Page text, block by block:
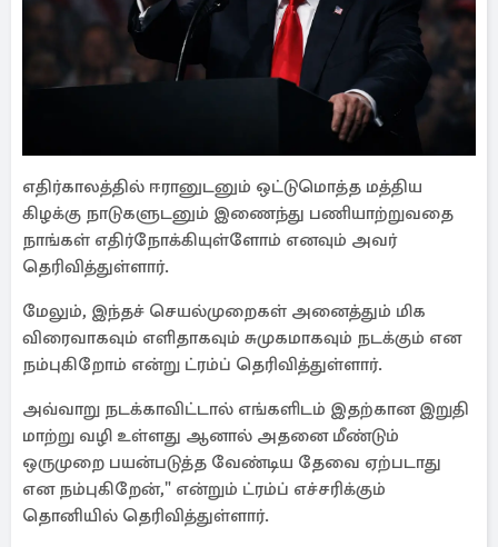
எதிர்காலத்தில் ஈரானுடனும் ஒட்டுமொத்த மத்திய
கிழக்கு நாடுகளுடனும் இணைந்து பணியாற்றுவதை
நாங்கள் எதிர்நோக்கியுள்ளோம் எனவும் அவர்
தெரிவித்துள்ளார்.
மேலும், இந்தச் செயல்முறைகள் அனைத்தும் மிக
விரைவாகவும் எளிதாகவும் சுமுகமாகவும் நடக்கும் என
நம்புகிறோம் என்று ட்ரம்ப் தெரிவித்துள்ளார்.
அவ்வாறு நடக்காவிட்டால் எங்களிடம் இதற்கான இறுதி
மாற்று வழி உள்ளது ஆனால் அதனை மீண்டும்
ஒருமுறை பயன்படுத்த வேண்டிய தேவை ஏற்படாது
என நம்புகிறேன்," என்றும் ட்ரம்ப் எச்சரிக்கும்
தொனியில் தெரிவித்துள்ளார்.